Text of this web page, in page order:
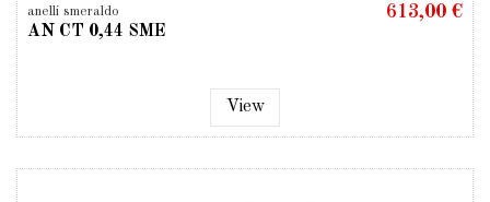
anelli smeraldo
AN CT 0,44 SME
613,00 €
View